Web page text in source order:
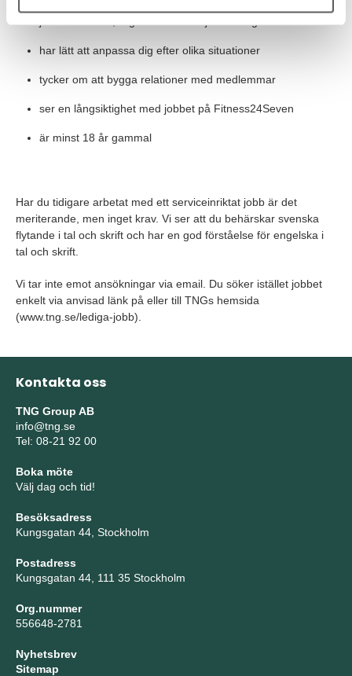
har lätt att anpassa dig efter olika situationer
tycker om att bygga relationer med medlemmar
ser en långsiktighet med jobbet på Fitness24Seven
är minst 18 år gammal
Har du tidigare arbetat med ett serviceinriktat jobb är det
meriterande, men inget krav. Vi ser att du behärskar svenska
flytande i tal och skrift och har en god förståelse för engelska i
tal och skrift.
Vi tar inte emot ansökningar via email. Du söker istället jobbet
enkelt via anvisad länk på eller till TNGs hemsida
(www.tng.se/lediga-jobb).
Kontakta oss
TNG Group AB
info@tng.se
Tel: 08-21 92 00
Boka möte
Välj dag och tid!
Besöksadress
Kungsgatan 44, Stockholm
Postadress
Kungsgatan 44, 111 35 Stockholm
Org.nummer
556648-2781
Nyhetsbrev
Sitemap